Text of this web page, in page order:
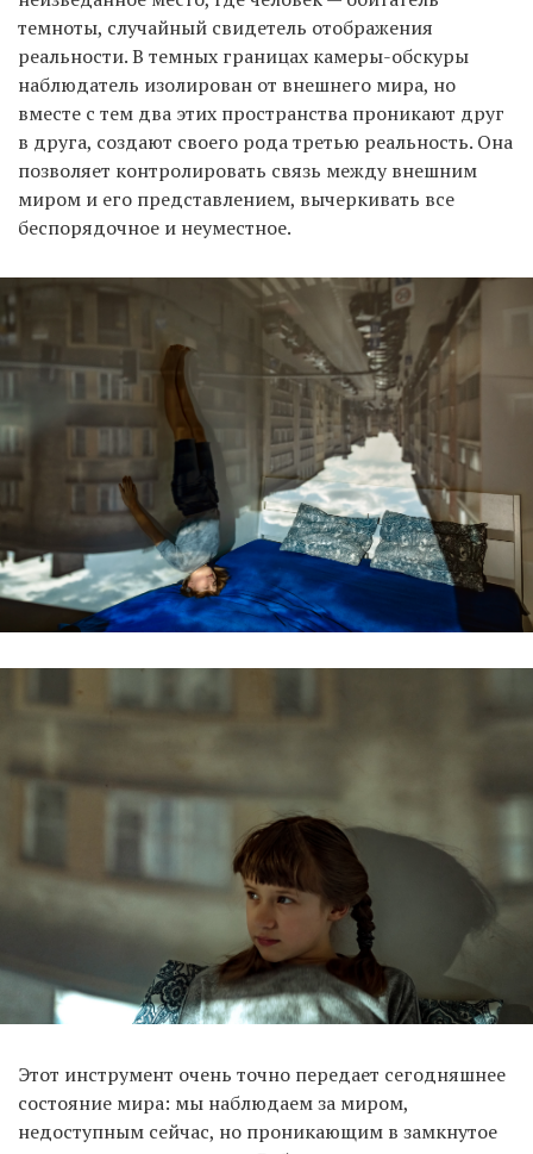
темноты, случайный свидетель отображения
реальности. В темных границах камеры-обскуры
наблюдатель изолирован от внешнего мира, но
вместе с тем два этих пространства проникают друг
в друга, создают своего рода третью реальность. Она
позволяет контролировать связь между внешним
миром и его представлением, вычеркивать все
беспорядочное и неуместное.
Этот инструмент очень точно передает сегодняшнее
состояние мира: мы наблюдаем за миром,
недоступным сейчас, но проникающим в замкнутое